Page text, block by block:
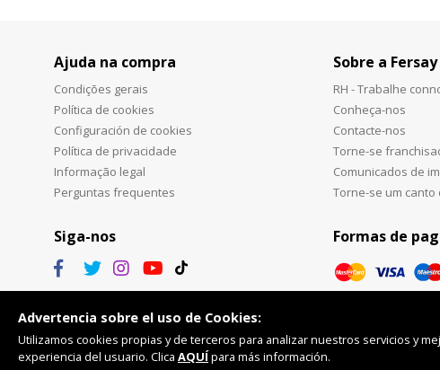
Ajuda na compra
Condições gerais
Política de cookies
Configuración de cookies
Política de privacidade
Informação legal
Perguntas frequentes
Sobre a Fersay
RH - Trabalhe
Conheça-nos
Contacte-nos
Torne-se
Comunicados de
Torne-se um canto
Siga-nos Formas de
Advertencia sobre el uso de Cookies:
Utilizamos cookies propias y de terceros para analizar nuestros servicios y
experiencia del usuario. Clica AQUÍpara más información.